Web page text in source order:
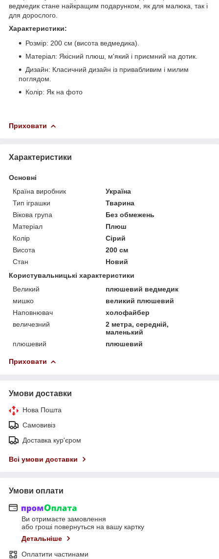
ведмедик стане найкращим подарунком, як для малюка, так і
для дорослого.
Характеристики:
Розмір: 200 см (висота ведмедика).
Матеріал: Якісний плюш, м'який і приємний на дотик.
Дизайн: Класичний дизайн із привабливим і милим
поглядом.
Колір: Як на фото
Приховати
Характеристики
Основні
Країна виробник
Україна
Тип іграшки
Тварина
Вікова група
Без обмежень
Матеріал
Плюш
Колір
Сірий
Висота
200 см
Стан
Новий
Користувальницькі характеристики
Великий
плюшевий ведмедик
мишко
великий плюшевий
Наповнювач
холофайбер
величезний
2 метра, середній,
маленький
плюшевий
плюшевий
Приховати
Умови доставки
Нова Пошта
Самовивіз
Доставка кур'єром
Всі умови доставки
Умови оплати
Ви отримаєте замовлення
або гроші повернуться на вашу картку
Детальніше
Оплатити частинами